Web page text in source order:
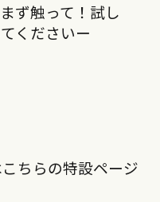
ず触って！試し
くださいー
ちらの特設ページ